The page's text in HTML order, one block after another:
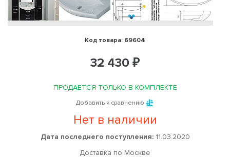
Код товара: 69604
32 430 ₽
ПРОДАЕТСЯ ТОЛЬКО В КОМПЛЕКТЕ
Добавить к сравнению
Нет в наличии
Дата последнего поступления:11.03.2020
Доставка по Москве